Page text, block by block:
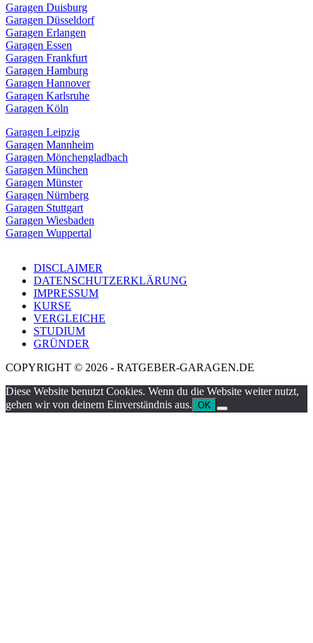
Garagen Duisburg
Garagen Düsseldorf
Garagen Erlangen
Garagen Essen
Garagen Frankfurt
Garagen Hamburg
Garagen Hannover
Garagen Karlsruhe
Garagen Köln
Garagen Leipzig
Garagen Mannheim
Garagen Mönchengladbach
Garagen München
Garagen Münster
Garagen Nürnberg
Garagen Stuttgart
Garagen Wiesbaden
Garagen Wuppertal
DISCLAIMER
DATENSCHUTZERKLÄRUNG
IMPRESSUM
KURSE
VERGLEICHE
STUDIUM
GRÜNDER
COPYRIGHT © 2026 - RATGEBER-GARAGEN.DE
Diese Website benutzt Cookies. Wenn du die Website weiter nutzt,
gehen wir von deinem Einverständnis aus. OK